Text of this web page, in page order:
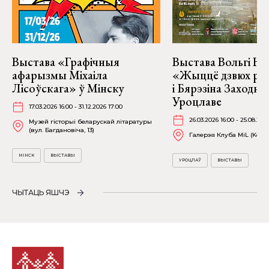
Выстава «Графічныя
афарызмы Міхаіла
Лісоўскага» ў Мінску
17.03.2026 16:00 - 31.12.2026 17:00
Музей гісторыі беларускай літаратуры
(вул. Багдановіча, 13)
МІНСК ВЫСТАВЫ
Выстава Вольгі
«Жыццё дзвюх
і Бярэзіна
Уроцлаве
26.03.2026 16:00 -
Галерэя Клуба MiL
УРОЦЛАЎ ВЫСТАВЫ
ЧЫТАЦЬ ЯШЧЭ